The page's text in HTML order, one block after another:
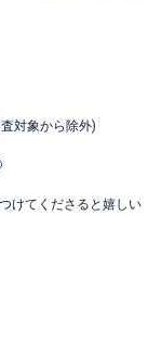
対象から除外)
けてくださると嬉しい